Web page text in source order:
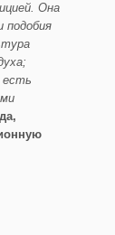
Она
подобия
есть